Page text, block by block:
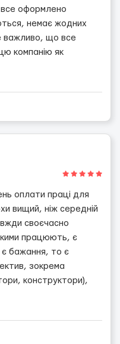
все оформлено
немає жодних
важливо, що все
компанію як
оплати праці для
вищий, ніж середній
своєчасно
працюють, є
є бажання, то є
зокрема
конструктори),